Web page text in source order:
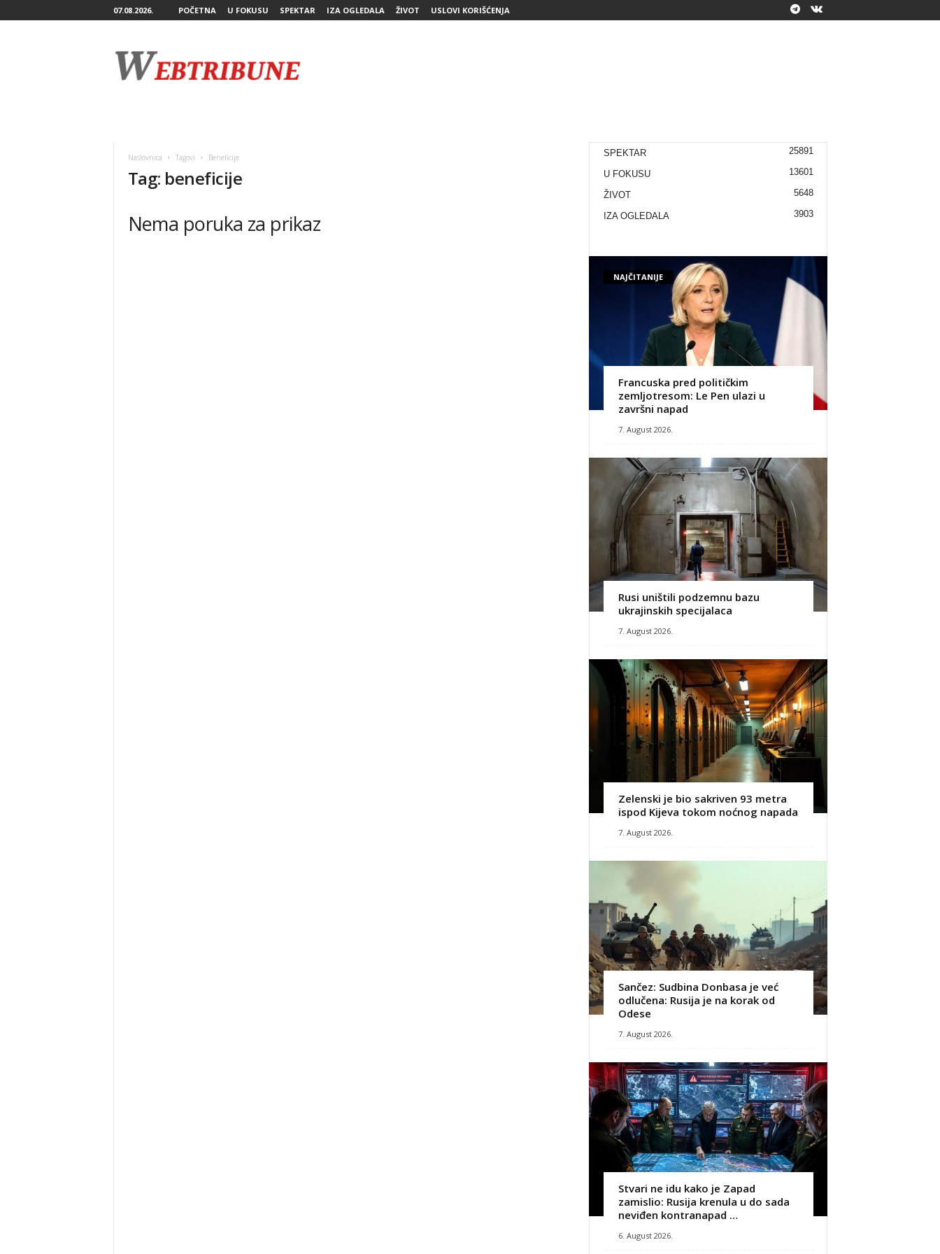
07.08.2026. POČETNA U FOKUSU SPEKTAR IZA OGLEDALA ŽIVOT USLOVI KORIŠĆENJA
Naslovnica Tagovi Beneficije
Tag: beneficije
Nema poruka za prikaz
SPEKTAR 25891
U FOKUSU 13601
ŽIVOT 5648
IZA OGLEDALA 3903
NAJČITANIJE
Francuska pred političkim
zemljotresom: Le Pen ulazi u
završni napad
7. August 2026.
Rusi uništili podzemnu bazu
ukrajinskih specijalaca
7. August 2026.
Zelenski je bio sakriven 93 metra
ispod Kijeva tokom noćnog napada
7. August 2026.
Sančez: Sudbina Donbasa je već
odlučena: Rusija je na korak od
Odese
7. August 2026.
Stvari ne idu kako je Zapad
zamislio: Rusija krenula u do sada
neviđen kontranapad …
6. August 2026.